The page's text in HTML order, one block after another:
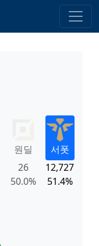
원딜
서폿
26
12,727
50.0% 51.4%